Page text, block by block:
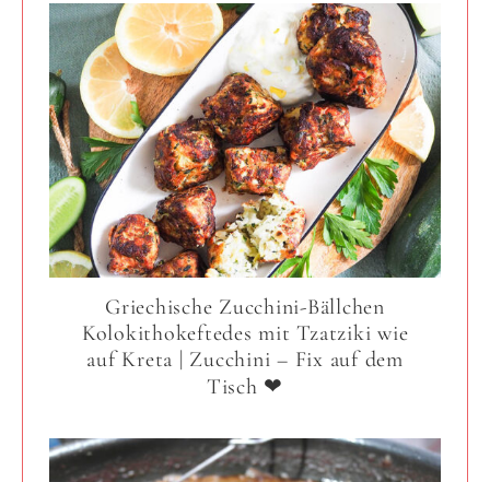
Griechische Zucchini-Bällchen
Kolokithokeftedes mit Tzatziki wie
auf Kreta | Zucchini – Fix auf dem
Tisch ❤